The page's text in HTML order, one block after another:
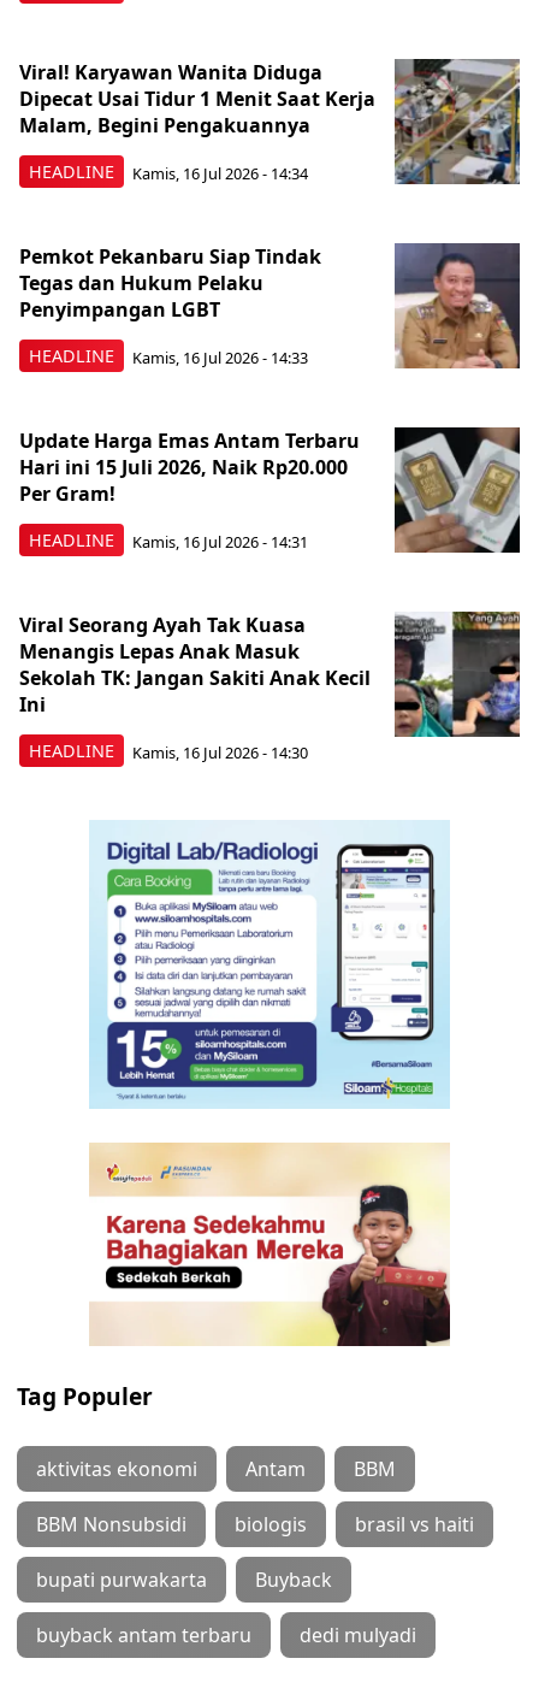
HEADLINE
Viral! Karyawan Wanita Diduga
Dipecat Usai Tidur 1 Menit Saat Kerja
Malam, Begini Pengakuannya
Kamis, 16 Jul 2026 - 14:34
HEADLINE
Pemkot Pekanbaru Siap Tindak
Tegas dan Hukum Pelaku
Penyimpangan LGBT
Kamis, 16 Jul 2026 - 14:33
HEADLINE
Update Harga Emas Antam Terbaru
Hari ini 15 Juli 2026, Naik Rp20.000
Per Gram!
Kamis, 16 Jul 2026 - 14:31
HEADLINE
Viral Seorang Ayah Tak Kuasa
Menangis Lepas Anak Masuk
Sekolah TK: Jangan Sakiti Anak Kecil
Ini
Kamis, 16 Jul 2026 - 14:30
Tag Populer
aktivitas ekonomi Antam BBM
BBM Nonsubsidi biologis brasil vs haiti
bupati purwakarta Buyback
buyback antam terbaru dedi mulyadi